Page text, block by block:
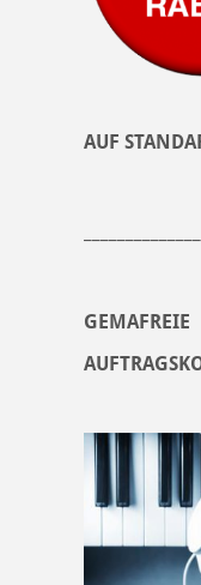
AUF
GEMAFREIE